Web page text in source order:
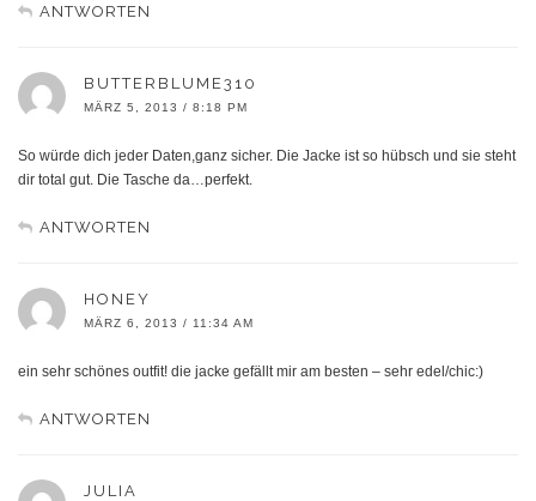
ANTWORTEN
BUTTERBLUME310
MÄRZ 5, 2013 / 8:18 PM
So würde dich jeder Daten,ganz sicher. Die Jacke ist so hübsch und sie steht
dir total gut. Die Tasche da…perfekt.
ANTWORTEN
HONEY
MÄRZ 6, 2013 / 11:34 AM
ein sehr schönes outfit! die jacke gefällt mir am besten – sehr edel/chic:)
ANTWORTEN
JULIA